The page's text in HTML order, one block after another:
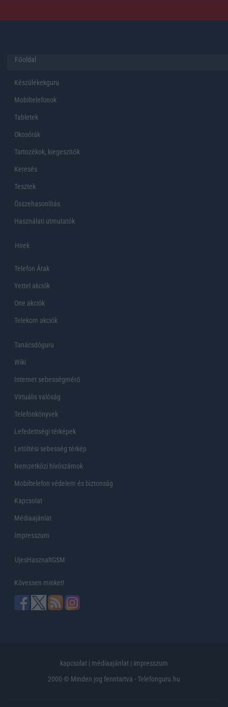
Főoldal
Készülékekguru
Mobiltelefonok
Tabletek
Okosórák
Tartozékok, kiegeszítők
Keresés
Tesztek
Összehasonlítás
Használati útmutatók
Hirek
Telefon Árak
Yettel akciók
One akciók
Telekom akciók
Tanácsdóguru
Wiki
Internet sebességmérő
Virtuális valóság
Telefonkönyvek
Lefedettségi térképek
Letöltési sebesség térkép
Nemzetközi hívószámok
Mobiltelefon védelem és biztonság
Kapcsolat
Médiaajánlat
Impresszum
UjesHasznaltGSM
Kövessen minket!
kapcsolat | médiaajánlat | impresszum
2000 © Minden jog fenntartva - Telefonguru.hu